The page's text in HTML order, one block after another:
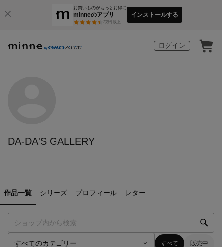
お買いものがもっとお得に
minneのアプリ
3万件以上
インストールする
ログイン
DA-DA'S GALLERY
作品一覧 シリーズ プロフィール レター
すべて 販売中